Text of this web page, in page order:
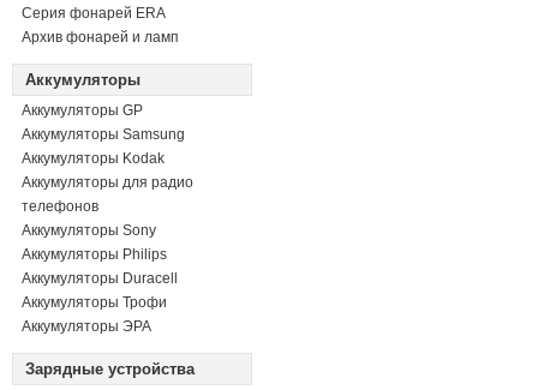
Серия фонарей ERA
Архив фонарей и ламп
Аккумуляторы
Аккумуляторы GP
Аккумуляторы Samsung
Аккумуляторы Kodak
Аккумуляторы для радио
телефонов
Аккумуляторы Sony
Аккумуляторы Philips
Аккумуляторы Duracell
Аккумуляторы Трофи
Аккумуляторы ЭРА
Зарядные устройства